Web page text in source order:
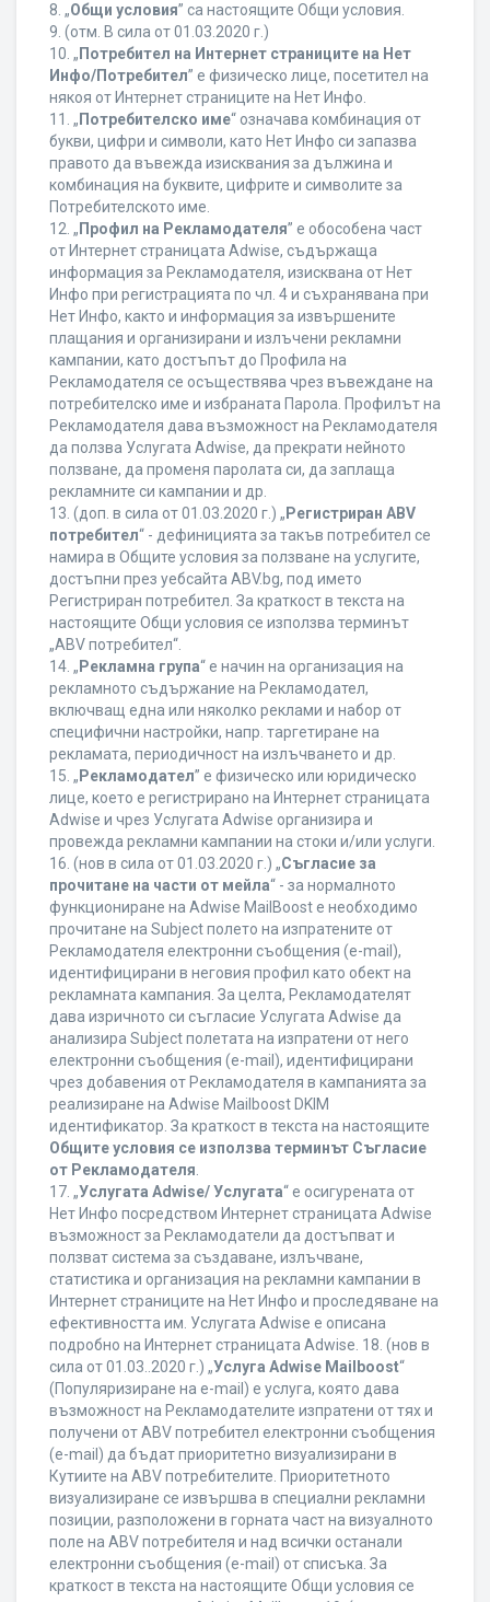
8. „Общи условия” са настоящите Общи условия.
9. (отм. В сила от 01.03.2020 г.)
10. „ Потребител на Интернет страниците на Нет
Инфо/Потребител” е физическо лице, посетител на
някоя от Интернет страниците на Нет Инфо.
11. „ Потребителско име“ означава комбинация от
букви, цифри и символи, като Нет Инфо си запазва
правото да въвежда изисквания за дължина и
комбинация на буквите, цифрите и символите за
Потребителското име.
12. „ Профил на Рекламодателя” е обособена част
от Интернет страницата Adwise, съдържаща
информация за Рекламодателя, изисквана от Нет
Инфо при регистрацията по чл. 4 и съхранявана при
Нет Инфо, както и информация за извършените
плащания и организирани и излъчени рекламни
кампании, като достъпът до Профила на
Рекламодателя се осъществява чрез въвеждане на
потребителско име и избраната Парола. Профилът на
Рекламодателя дава възможност на Рекламодателя
да ползва Услугата Adwise, да прекрати нейното
ползване, да променя паролата си, да заплаща
рекламните си кампании и др.
13. (доп. в сила от 01.03.2020 г.) „ Регистриран ABV
потребител“ - дефиницията за такъв потребител се
намира в Общите условия за ползване на услугите,
достъпни през уебсайта ABV.bg, под името
Регистриран потребител. За краткост в текста на
настоящите Общи условия се използва терминът
„ABV потребител“.
14. „ Рекламна група“ е начин на организация на
рекламното съдържание на Рекламодател,
включващ една или няколко реклами и набор от
специфични настройки, напр. таргетиране на
рекламата, периодичност на излъчването и др.
15. „ Рекламодател” е физическо или юридическо
лице, което е регистрирано на Интернет страницата
Adwise и чрез Услугата Adwise организира и
провежда рекламни кампании на стоки и/или услуги.
16. (нов в сила от 01.03.2020 г.) „Съгласие за
прочитане на части от мейла“ - за нормалното
функциониране на Adwise MailBoost е необходимо
прочитане на Subject полето на изпратените от
Рекламодателя електронни съобщения (e-mail),
идентифицирани в неговия профил като обект на
рекламната кампания. За целта, Рекламодателят
дава изричното си съгласие Услугата Adwise да
анализира Subject полетата на изпратени от него
електронни съобщения (e-mail), идентифицирани
чрез добавения от Рекламодателя в кампанията за
реализиране на Adwise Mailboost DKIM
идентификатор. За краткост в текста на настоящите
Общите условия се използва терминът Съгласие
от Рекламодателя
17. „Услугата Adwise/ Услугата“ е осигурената от
Нет Инфо посредством Интернет страницата Adwise
възможност за Рекламодатели да достъпват и
ползват система за създаване, излъчване,
статистика и организация на рекламни кампании в
Интернет страниците на Нет Инфо и проследяване на
ефективността им. Услугата Adwise е описана
подробно на Интернет страницата Adwise. 18. (нов в
сила от 01.03..2020 г.) „Услуга Adwise Mailboost“
(Популяризиране на e-mail) е услуга, която дава
възможност на Рекламодателите изпратени от тях и
получени от ABV потребител електронни съобщения
(e-mail) да бъдат приоритетно визуализирани в
Кутиите на ABV потребителите. Приоритетното
визуализиране се извършва в специални рекламни
позиции, разположени в горната част на визуалното
поле на ABV потребителя и над всички останали
електронни съобщения (e-mail) от списъка. За
краткост в текста на настоящите Общи условия се